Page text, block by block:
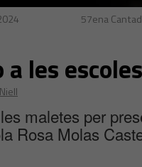
57ena
les escoles
maletes per
Rosa Molas